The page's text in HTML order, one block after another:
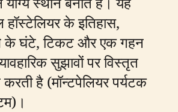
हॉस्टेलियर के इतिहास,
के घंटे, टिकट और एक गहन
सुझावों पर विस्तृत
करती है (मॉन्टपेलियर पर्यटक